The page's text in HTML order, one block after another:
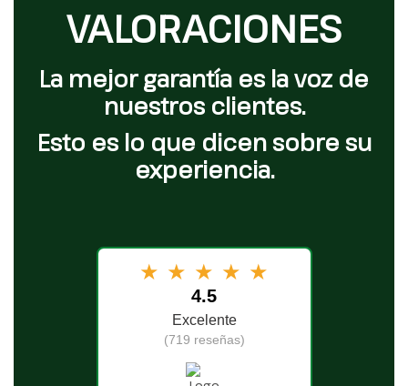
VALORACIONES
La mejor garantía es la voz de
nuestros clientes.
Esto es lo que dicen sobre su
experiencia.
★ ★ ★ ★ ★
4.5
Excelente
(719 reseñas)